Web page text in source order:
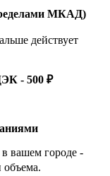
МКАД)
действует
- 500 ₽
в вашем городе -
объема.